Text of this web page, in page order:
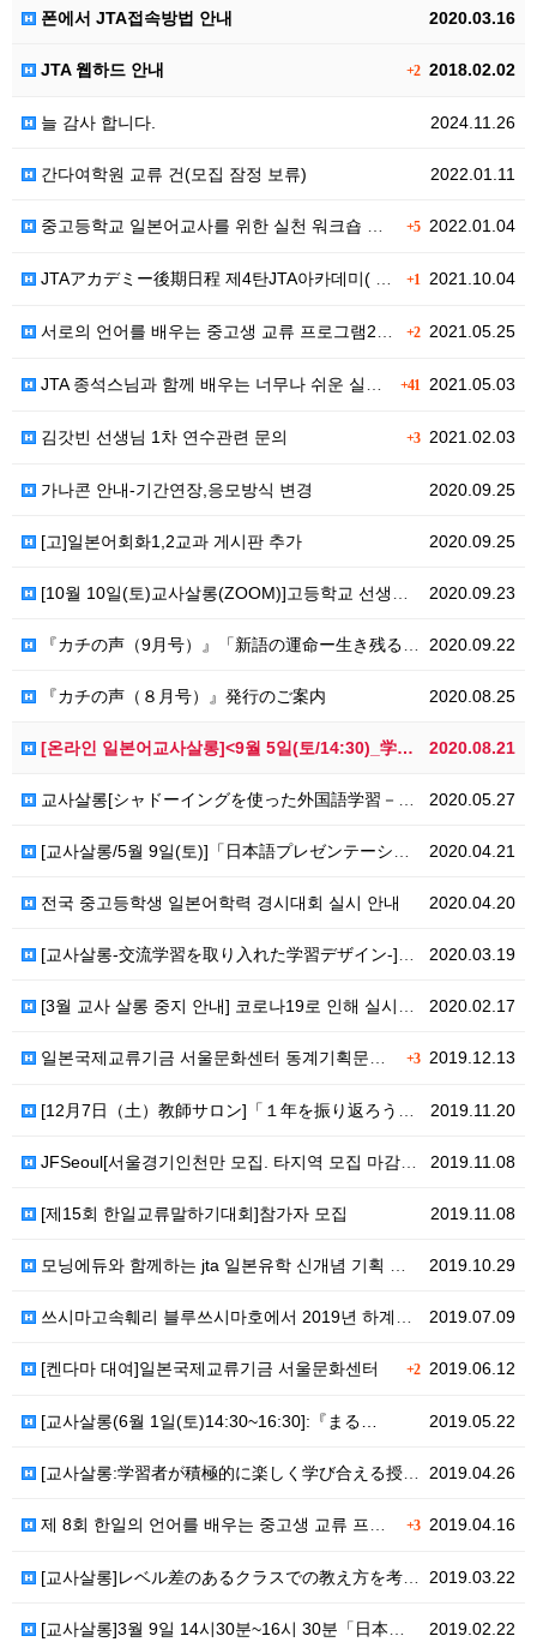
2020.03.16
폰에서 JTA접속방법 안내
+22018.02.02
JTA 웹하드 안내
2024.11.26
늘 감사 합니다.
2022.01.11
간다여학원 교류 건(모집 잠정 보류)
+52022.01.04
중고등학교 일본어교사를 위한 실천 워크숍 안내
+1 2021.10.04
JTAアカデミー後期日程 제4탄JTA아카데미( 10월 강…
+22021.05.25
서로의 언어를 배우는 중고생 교류 프로그램2021
+41 2021.05.03
JTA 종석스님과 함께 배우는 너무나 쉬운 실습위주 영…
+32021.02.03
김갓빈 선생님 1차 연수관련 문의
2020.09.25
가나콘 안내-기간연장,응모방식 변경
2020.09.25
[고]일본어회화1,2교과 게시판 추가
2020.09.23
[10월 10일(토)교사살롱(ZOOM)]고등학교 선생님…
2020.09.22
『カチの声（9月号）』「新語の運命ー生き残る新語・消える新語…
2020.08.25
『カチの声（８月号）』発行のご案内
2020.08.21
[온라인 일본어교사살롱]<9월 5일(토/14:30)_学…
2020.05.27
교사살롱[シャドーイングを使った外国語学習－韓国語学習者とし…
2020.04.21
[교사살롱/5월 9일(토)]「日本語プレゼンテーション授業…
2020.04.20
전국 중고등학생 일본어학력 경시대회 실시 안내
2020.03.19
[교사살롱-交流学習を取り入れた学習デザイン-]4월 4일(…
2020.02.17
[3월 교사 살롱 중지 안내] 코로나19로 인해 실시를…
+32019.12.13
일본국제교류기금 서울문화센터 동계기획문화강좌
2019.11.20
[12月7日（土）教師サロン]「１年を振り返ろう！サロンダイ…
2019.11.08
JFSeoul[서울경기인천만 모집. 타지역 모집 마감_…
2019.11.08
[제15회 한일교류말하기대회]참가자 모집
2019.10.29
모닝에듀와 함께하는 jta 일본유학 신개념 기획 프로젝…
2019.07.09
쓰시마고속훼리 블루쓰시마호에서 2019년 하계방학동안 …
+22019.06.12
[켄다마 대여]일본국제교류기금 서울문화센터
2019.05.22
[교사살롱(6월 1일(토)14:30~16:30]:『まる…
2019.04.26
[교사살롱:学習者が積極的に楽しく学び合える授業活動を考えよ…
+32019.04.16
제 8회 한일의 언어를 배우는 중고생 교류 프로그램20…
2019.03.22
[교사살롱]レベル差のあるクラスでの教え方を考える(4월6일…
2019.02.22
[교사살롱]3월 9일 14시30분~16시 30분「日本語…